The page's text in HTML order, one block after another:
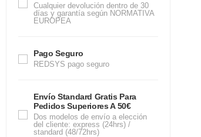
Cualquier devolución dentro de 30
días y garantía según NORMATIVA
EUROPEA
Pago Seguro
REDSYS pago seguro
Envío Standard Gratis Para
Pedidos Superiores A 50€
Dos modelos de envío a elección
del cliente: express (24hrs) /
standard (48/72hrs)